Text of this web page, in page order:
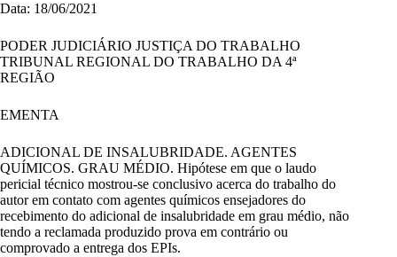
Data: 18/06/2021
PODER JUDICIÁRIO JUSTIÇA DO TRABALHO
TRIBUNAL REGIONAL DO TRABALHO DA 4ª
REGIÃO
EMENTA
ADICIONAL DE INSALUBRIDADE. AGENTES
QUÍMICOS. GRAU MÉDIO. Hipótese em que o laudo
pericial técnico mostrou-se conclusivo acerca do trabalho do
autor em contato com agentes químicos ensejadores do
recebimento do adicional de insalubridade em grau médio, não
tendo a reclamada produzido prova em contrário ou
comprovado a entrega dos EPIs.